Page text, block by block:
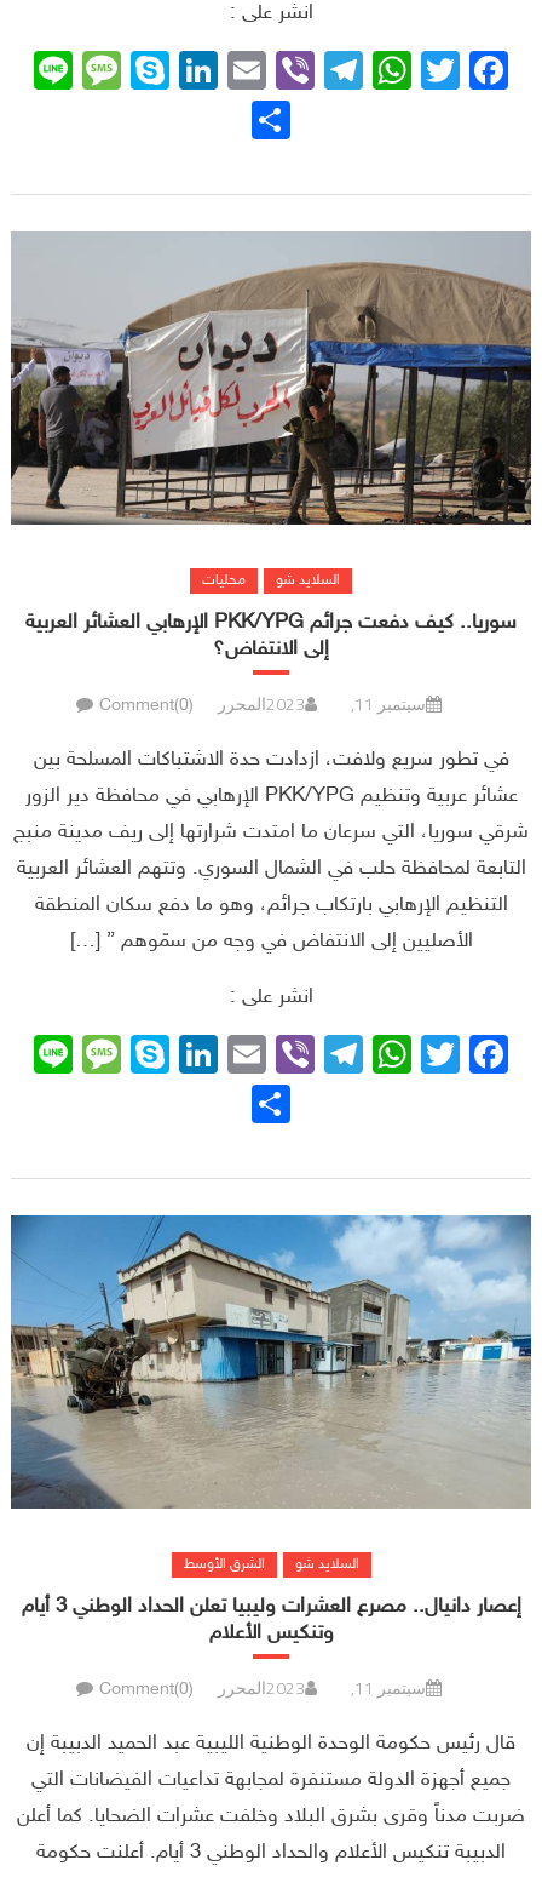
انشر على :
Facebook
Twitter
WhatsApp
Telegram
Viber
Email
LinkedIn
Skype
السلايد شو محليات
سوريا.. كيف دفعت جرائم PKK/YPG الإرهابي العشائر العربية
إلى الانتفاض؟
سبتمبر 11, 2023 المحرر Comment(0)
في تطور سريع ولافت، ازدادت حدة الاشتباكات المسلحة بين
عشائر عربية وتنظيم PKK/YPG الإرهابي في محافظة دير الزور
شرقي سوريا، التي سرعان ما امتدت شرارتها إلى ريف مدينة منبج
التابعة لمحافظة حلب في الشمال السوري. وتتهم العشائر العربية
التنظيم الإرهابي بارتكاب جرائم، وهو ما دفع سكان المنطقة
الأصليين إلى الانتفاض في وجه من سمّوهم ” […]
انشر على :
Facebook
Twitter
WhatsApp
Telegram
Viber
Email
LinkedIn
Skype
السلايد شو الشرق الأوسط
إعصار دانيال.. مصرع العشرات وليبيا تعلن الحداد الوطني 3 أيام
وتنكيس الأعلام
سبتمبر 11, 2023 المحرر Comment(0)
قال رئيس حكومة الوحدة الوطنية الليبية عبد الحميد الدبيبة إن
جميع أجهزة الدولة مستنفرة لمجابهة تداعيات الفيضانات التي
ضربت مدناً وقرى بشرق البلاد وخلفت عشرات الضحايا. كما أعلن
الدبيبة تنكيس الأعلام والحداد الوطني 3 أيام. أعلنت حكومة